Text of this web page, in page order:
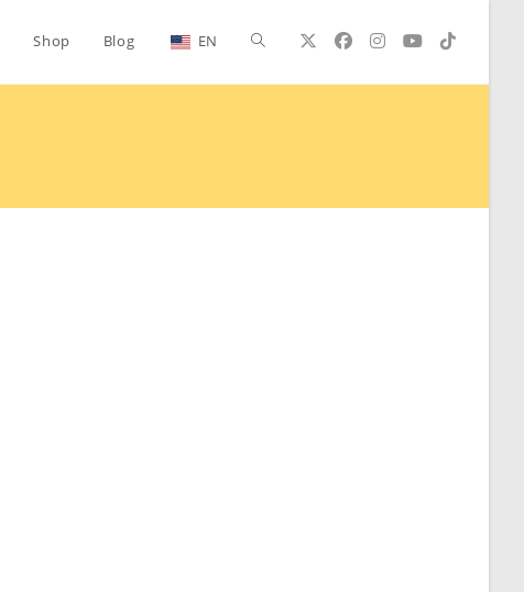
Shop Blog EN Alternar
de